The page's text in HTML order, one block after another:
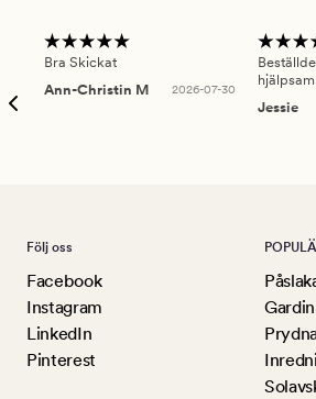
Bra Skickat
Ann-Christin M
2026-07-30
Jessie
Följ oss
Facebook
Instagram
LinkedIn
Pinterest